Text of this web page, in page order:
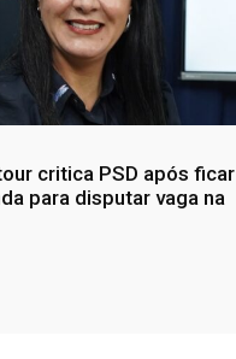
critica PSD após ficar
para disputar vaga na